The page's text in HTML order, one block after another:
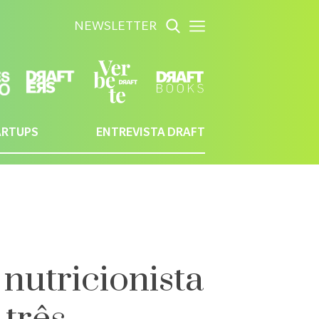
NEWSLETTER
ENTREVISTA DRAFT
nutricionista